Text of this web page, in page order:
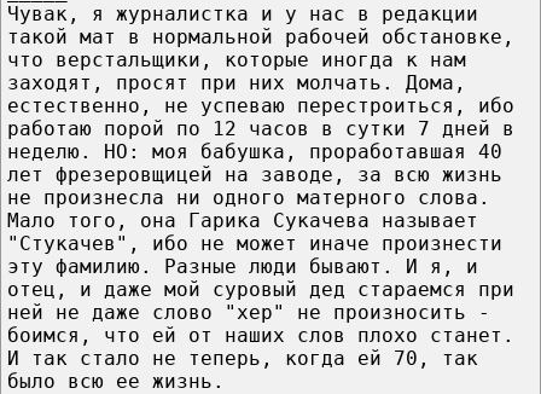
Чувак, я журналистка и у нас в редакции
такой мат в нормальной рабочей обстановке,
что верстальщики, которые иногда к нам
заходят, просят при них молчать. Дома,
естественно, не успеваю перестроиться, ибо
работаю порой по 12 часов в сутки 7 дней в
неделю. НО: моя бабушка, проработавшая 40
лет фрезеровщицей на заводе, за всю жизнь
не произнесла ни одного матерного слова.
Мало того, она Гарика Сукачева называет
"Стукачев", ибо не может иначе произнести
эту фамилию. Разные люди бывают. И я, и
отец, и даже мой суровый дед стараемся при
ней не даже слово "хер" не произносить -
боимся, что ей от наших слов плохо станет.
И так стало не теперь, когда ей 70, так
было всю ее жизнь.